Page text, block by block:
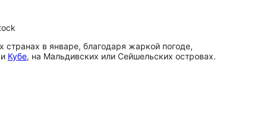
странах в январе, благодаря жаркой погоде,
и Кубе, на Мальдивских или Сейшельских островах.